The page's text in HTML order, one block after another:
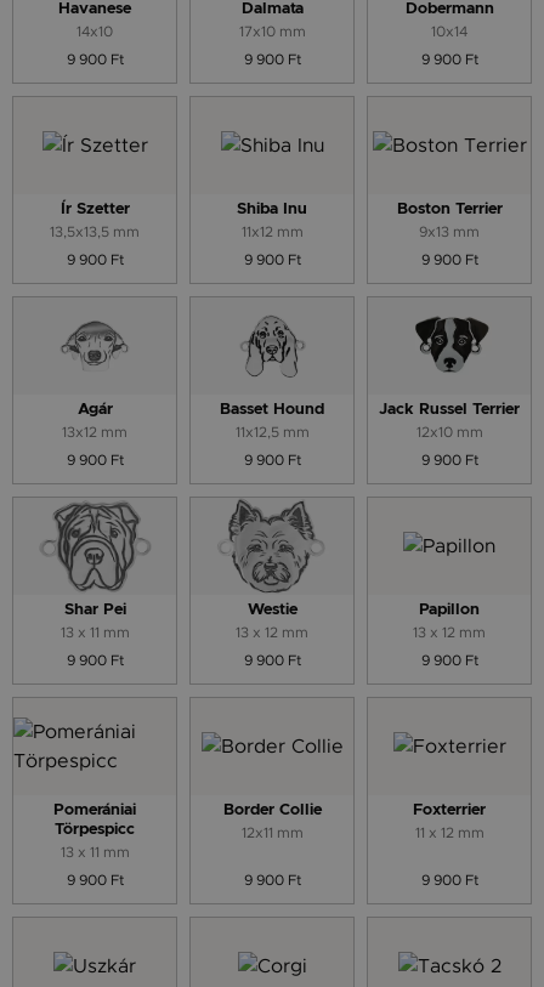
Havanese
14x10
9 900 Ft
Dalmata
17x10 mm
9 900 Ft
Dobermann
10x14
9 900 Ft
Ír Szetter
13,5x13,5 mm
9 900 Ft
Shiba Inu
11x12 mm
9 900 Ft
Boston Terrier
9x13 mm
9 900 Ft
Agár
13x12 mm
9 900 Ft
Basset Hound
11x12,5 mm
9 900 Ft
Jack Russel Terrier
12x10 mm
9 900 Ft
Shar Pei
13 x 11 mm
9 900 Ft
Westie
13 x 12 mm
9 900 Ft
Papillon
13 x 12 mm
9 900 Ft
Pomerániai
Törpespicc
13 x 11 mm
9 900 Ft
Border Collie
12x11 mm
9 900 Ft
Foxterrier
11 x 12 mm
9 900 Ft